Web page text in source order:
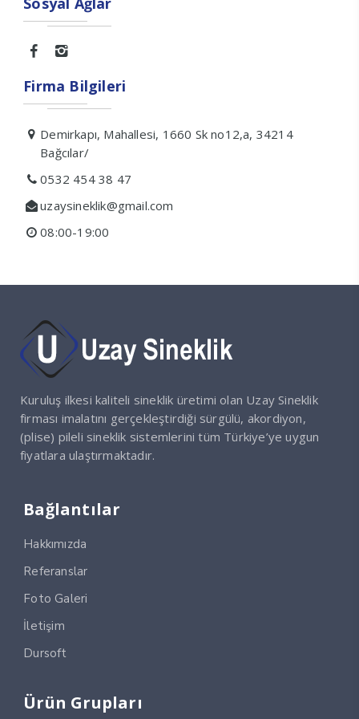
Firma Bilgileri
Demirkapı, Mahallesi, 1660 Sk no12,a, 34214
Bağcılar/
0532 454 38 47
uzaysineklik@gmail.com
08:00-19:00
Kuruluş ilkesi kaliteli sineklik üretimi olan Uzay Sineklik
firması imalatını gerçekleştirdiği sürgülü, akordiyon,
(plise) pileli sineklik sistemlerini tüm Türkiye’ye uygun
fiyatlara ulaştırmaktadır.
Bağlantılar
Hakkımızda
Referanslar
Foto Galeri
İletişim
Dursoft
Ürün Grupları